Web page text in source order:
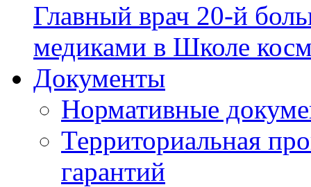
Главный врач 20-й
медиками в Школе
Документы
Нормативные
Территориальная
гарантий